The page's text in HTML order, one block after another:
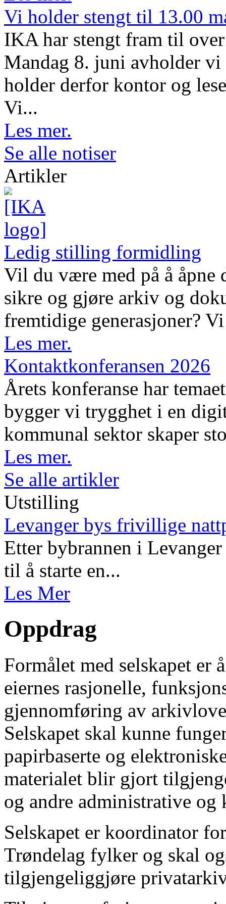
Vi holder stengt til 13.00
IKA har stengt fram til
Mandag 8. juni avholder
holder derfor kontor og
Vi...
Les mer.
Se alle notiser
Artikler
Ledig stilling formidling
Vil du være med på å
sikre og gjøre arkiv og
fremtidige generasjoner?
Les mer.
Kontaktkonferansen 2026
Årets konferanse har
bygger vi trygghet i en
kommunal sektor skaper
Les mer.
Se alle artikler
Utstilling
Levanger bys frivillige
Etter bybrannen i
til å starte en...
Les Mer
Oppdrag
Formålet med selskapet er
eiernes rasjonelle,
gjennomføring av
Selskapet skal kunne
papirbaserte og
materialet blir gjort
og andre administrative
Selskapet er koordinator
Trøndelag fylker og skal
tilgjengeliggjøre